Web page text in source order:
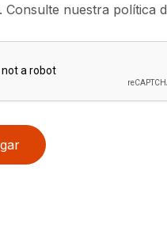
Consulte nuestra política